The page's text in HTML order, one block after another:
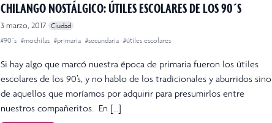
CHILANGO NOSTÁLGICO: ÚTILES ESCOLARES DE LOS 90´S
3 marzo, 2017 Ciudad
#90´s #mochilas #primaria #secundaria #útiles escolares
Si hay algo que marcó nuestra época de primaria fueron los útiles
escolares de los 90’s, y no hablo de los tradicionales y aburridos sino
de aquellos que moríamos por adquirir para presumirlos entre
nuestros compañeritos. En […]